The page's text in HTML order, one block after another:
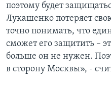
поэтому будет
Лукашенко потеряет
точно понимать, что
сможет его защитить –
больше он не нужен.
в сторону Москвы», -